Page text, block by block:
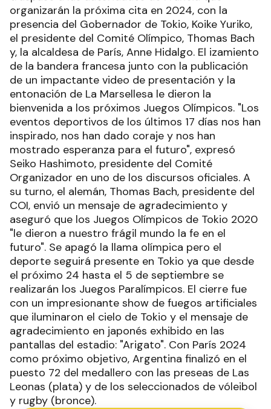
organizarán la próxima cita en 2024, con la
presencia del Gobernador de Tokio, Koike Yuriko,
el presidente del Comité Olímpico, Thomas Bach
y, la alcaldesa de París, Anne Hidalgo. El izamiento
de la bandera francesa junto con la publicación
de un impactante video de presentación y la
entonación de La Marsellesa le dieron la
bienvenida a los próximos Juegos Olímpicos. "Los
eventos deportivos de los últimos 17 días nos han
inspirado, nos han dado coraje y nos han
mostrado esperanza para el futuro", expresó
Seiko Hashimoto, presidente del Comité
Organizador en uno de los discursos oficiales. A
su turno, el alemán, Thomas Bach, presidente del
COI, envió un mensaje de agradecimiento y
aseguró que los Juegos Olímpicos de Tokio 2020
"le dieron a nuestro frágil mundo la fe en el
futuro". Se apagó la llama olímpica pero el
deporte seguirá presente en Tokio ya que desde
el próximo 24 hasta el 5 de septiembre se
realizarán los Juegos Paralímpicos. El cierre fue
con un impresionante show de fuegos artificiales
que iluminaron el cielo de Tokio y el mensaje de
agradecimiento en japonés exhibido en las
pantallas del estadio: "Arigato". Con París 2024
como próximo objetivo, Argentina finalizó en el
puesto 72 del medallero con las preseas de Las
Leonas (plata) y de los seleccionados de vóleibol
y rugby (bronce).